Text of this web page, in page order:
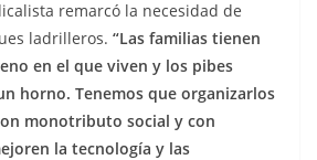
remarcó la necesidad de
ladrilleros. “Las familias tienen
en el que viven y los pibes
horno. Tenemos que organizarlos
monotributo social y con
la tecnología y las